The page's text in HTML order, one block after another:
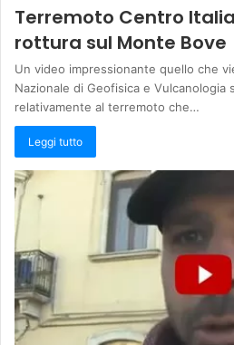
Terremoto Centro
rottura sul Monte Bove
Un video impressionante quello che
Nazionale di Geofisica e Vulcanologia
relativamente al terremoto che…
Leggi tutto